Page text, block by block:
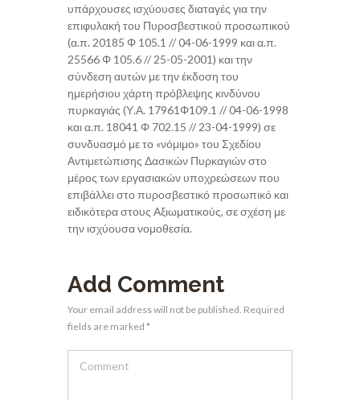
υπάρχουσες ισχύουσες διαταγές για την
επιφυλακή του Πυροσβεστικού προσωπικού
(α.π. 20185 Φ 105.1 // 04-06-1999 και α.π.
25566 Φ 105.6 // 25-05-2001) και την
σύνδεση αυτών με την έκδοση του
ημερήσιου χάρτη πρόβλεψης κινδύνου
πυρκαγιάς (Υ.Α. 17961Φ109.1 // 04-06-1998
και α.π. 18041 Φ 702.15 // 23-04-1999) σε
συνδυασμό με το «νόμιμο» του Σχεδίου
Αντιμετώπισης Δασικών Πυρκαγιών στο
μέρος των εργασιακών υποχρεώσεων που
επιβάλλει στο πυροσβεστικό προσωπικό και
ειδικότερα στους Αξιωματικούς, σε σχέση με
την ισχύουσα νομοθεσία.
Add Comment
Your email address will not be published. Required
fields are marked *